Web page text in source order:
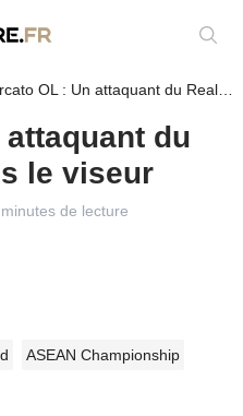
OL : Un attaquant du Real Madrid dans le viseur
attaquant du
le viseur
de lecture
ASEAN Championship